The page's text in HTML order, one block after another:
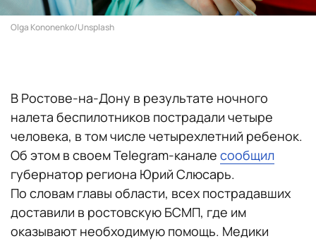
Olga Kononenko/Unsplash
В Ростове-на-Дону в результате ночного
налета беспилотников пострадали четыре
человека, в том числе четырехлетний ребенок.
Об этом в своем Telegram-канале сообщил
губернатор региона Юрий Слюсарь.
По словам главы области, всех пострадавших
доставили в ростовскую БСМП, где им
оказывают необходимую помощь. Медики